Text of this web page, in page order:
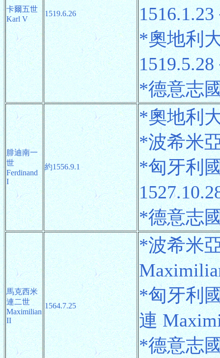
卡爾五世
Karl V
1519.6.26
*奧地利
*德意志
腓迪南一
世
Ferdinand
I
約1556.9.1
*奧地利
*波希米
*匈牙利
*德意志
馬克西米
連二世
Maximilian
II
1564.7.25
*波希米
*匈牙利
連
*德意志